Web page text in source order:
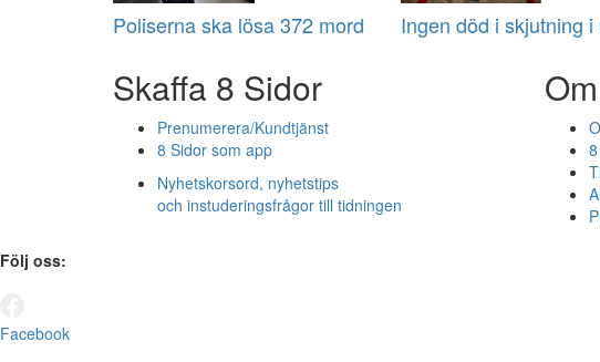
Poliserna ska lösa 372 mord Ingen död i skjutning i
Skaffa 8 Sidor
Prenumerera/Kundtjänst
8 Sidor som app
Nyhetskorsord, nyhetstips
och instuderingsfrågor till tidningen
Följ oss:
Facebook